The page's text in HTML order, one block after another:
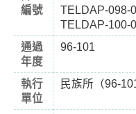
編號
TELDAP-098-
TELDAP-100-
通過
年度
96-101
執行
單位
民族所（96-